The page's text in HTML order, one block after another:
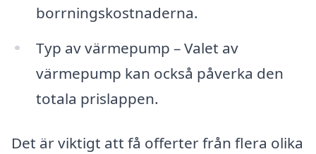
borrningskostnaderna.
Typ av värmepump – Valet av
värmepump kan också påverka den
totala prislappen.
Det är viktigt att få offerter från flera olika